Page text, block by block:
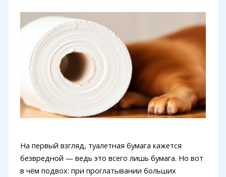
На первый взгляд, туалетная бумага кажется
безвредной — ведь это всего лишь бумага. Но вот
в чём подвох: при проглатывании больших